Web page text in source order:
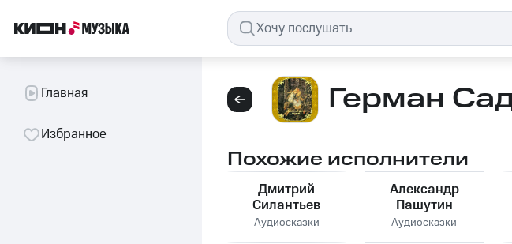
Главная
Избранное
Герман
Похожие исполнители
Дмитрий
Силантьев
Аудиосказки
Александр
Пашутин
Аудиосказки